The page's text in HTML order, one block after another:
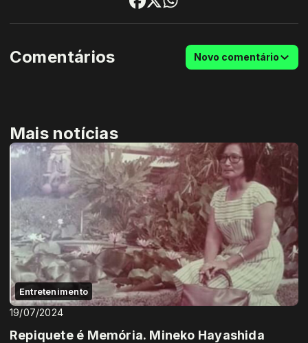
Comentários Novo comentário
Mais notícias
Entretenimento
19/07/2024
Repiquete é Memória. Mineko Hayashida